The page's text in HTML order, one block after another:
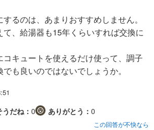
るのは、あまりおすすめしません。
、給湯器も15年くらいすれば交換に
コキュートを使えるだけ使って、調子
も良いのではないでしょうか。
うだね： 0 ありがとう： 0
この回答が不快なら